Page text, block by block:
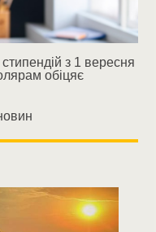
з 1 вересня
обіцяє